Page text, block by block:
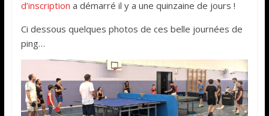
d’inscription a démarré il y a une quinzaine de jours !
Ci dessous quelques photos de ces belle journées de
ping…